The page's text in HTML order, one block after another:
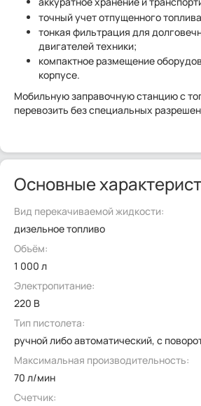
точный учет отпущенного
тонкая фильтрация для
двигателей техники;
компактное размещение
корпусе.
Мобильную заправочную станцию с
перевозить без специальных
Основные
Вид перекачиваемой жидкости:
дизельное топливо
Объём:
1 000 л
Электропитание:
220 В
Тип пистолета:
ручной либо автоматический, с
Максимальная производительность:
70 л/мин
Счетчик: